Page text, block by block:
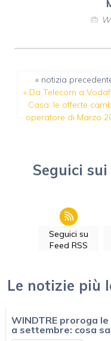
« notizia
« Da Telecom a
Casa: le offerte
operatore di Marzo
Seguici
Seguici su
Feed RSS
Le notizie più
WINDTRE proroga
a settembre: cosa